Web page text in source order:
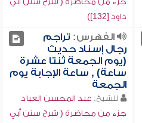
داود [132])
الفهرس: تراجم
رجال إسناد حديث
(يوم الجمعة ثنتا عشرة
ساعة) , ساعة الإجابة يوم
الجمعة
للشيخ: عبد المحسن العباد
جزء من محاضرة ( شرح سنن أبي